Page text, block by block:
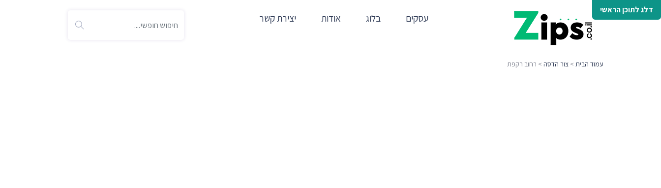
דלג לתוכן הראשי
עסקים בלוג אודות יצירת קשר
עמוד הבית > צור הדסה > רחוב רקפת